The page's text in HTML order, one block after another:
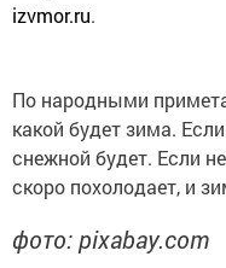
izvmor.ru.
По народными
какой будет зима.
снежной будет. Если
скоро похолодает, и
фото: pixabay.com